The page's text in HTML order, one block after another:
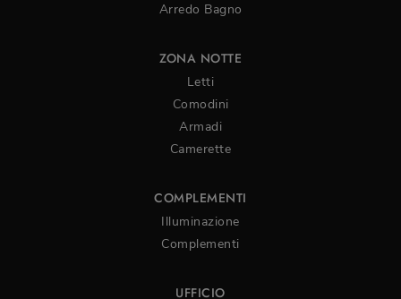
Arredo Bagno
ZONA NOTTE
Letti
Comodini
Armadi
Camerette
COMPLEMENTI
Illuminazione
Complementi
UFFICIO